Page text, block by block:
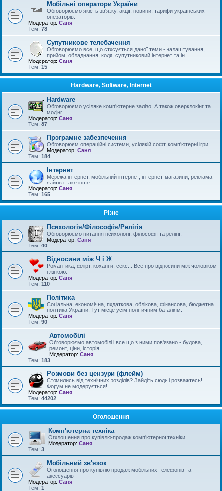
Мобільні оператори України
Обговорюємо якість зв'язку, акції, новини, тарифи українських
операторів.
Модератор: Саня
Тем: 78
Супутникове телебачення
Обговорюємо все, що стосується даної теми - налаштування,
прийом, обладнання, коди, супутниковий інтернет та ін.
Модератор: Саня
Тем: 15
Hardware, Software, Internet
Hardware
Обговорюємо усіляке комп'ютерне залізо. А також оверклокінг та
модінг.
Модератор: Саня
Тем: 87
Програмне забезпечення
Обговорюєм операційні системи, усілякій софт, комп'ютерні ігри.
Модератор: Саня
Тем: 184
Інтернет
Мережа інтернет, мобільний інтернет, інтернет-магазини, реклама
сайтів і таке інше...
Модератор: Саня
Тем: 165
Різне
Психологія/Філософія/Релігія
Обговорюємо питання психології, філософії та релігії.
Модератор: Саня
Тем: 40
Відносини між Ч і Ж
Романтика, флірт, кохання, секс... Все про відносини між чоловіком
і жінкою.
Модератор: Саня
Тем: 110
Політика
Соціальна, економічна, податкова, облікова, фінансова, бюджетна
політика України. Тут місце усім політичним баталіям.
Модератор: Саня
Тем: 90
Автомобілі
Обговорюємо автомобілі і все що з ними пов'язано - будова,
ремонт, ціни, історія.
Модератор: Саня
Тем: 183
Розмови без цензури (флейм)
Стомились від технічних розділів? Зайдіть сюди і розважтесь!
Форум не модерується!
Модератор: Саня
Тем: 44202
Оголошення
Комп'ютерна техніка
Оголошення про купівлю-продаж комп'ютерної техніки
Модератор: Саня
Тем: 3
Мобільний зв'язок
Оголошення про купівлю-продаж мобільних телефонів та
аксесуарів
Модератор: Саня
Тем: 1